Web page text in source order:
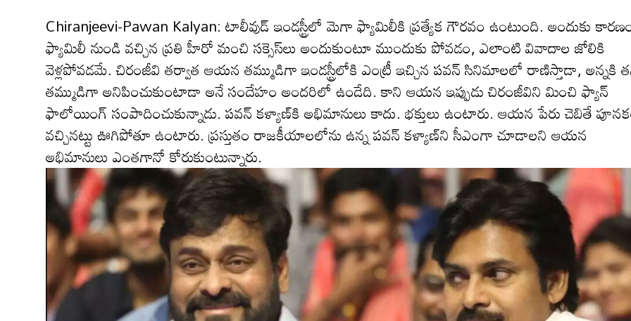
Chiranjeevi-Pawan Kalyan: టాలీవుడ్ ఇండ‌స్ట్రీలో మెగా ఫ్యామిలీకి ప్ర‌త్యేక గౌరవం ఉంటుంది. అందుకు
ఫ్యామిలీ నుండి వ‌చ్చిన ప్ర‌తి హీరో మంచి స‌క్సెస్‌లు అందుకుంటూ ముందుకు పోవ‌డం, ఎలాంటి వివాదాల జోలికి
వెళ్ల‌పోవ‌డమే. చిరంజీవి త‌ర్వాత ఆయ‌న త‌మ్ముడిగా ఇండ‌స్ట్రీలోకి ఎంట్రీ ఇచ్చిన ప‌వ‌న్ సినిమాల‌లో రాణిస్తాడా, అన్న‌కి
త‌మ్ముడిగా అనిపించుకుంటాడా అనే సందేహం అంద‌రిలో ఉండేది. కాని ఆయ‌న ఇప్పుడు చిరంజీవిని మించి ఫ్యాన్
ఫాలోయింగ్ సంపాదించుకున్నాడు. ప‌వ‌న్ క‌ళ్యాణ్‌కి అభిమానులు కాదు. భ‌క్తులు ఉంటారు. ఆయ‌న పేరు చెబితే
వ‌చ్చిన‌ట్టు ఊగిపోతూ ఉంటారు. ప్ర‌స్తుతం రాజ‌కీయాల‌లోను ఉన్న ప‌వ‌న్ క‌ళ్యాణ్‌ని సీఎంగా చూడాల‌ని ఆయ‌న
అభిమానులు ఎంత‌గానో కోరుకుంటున్నారు.